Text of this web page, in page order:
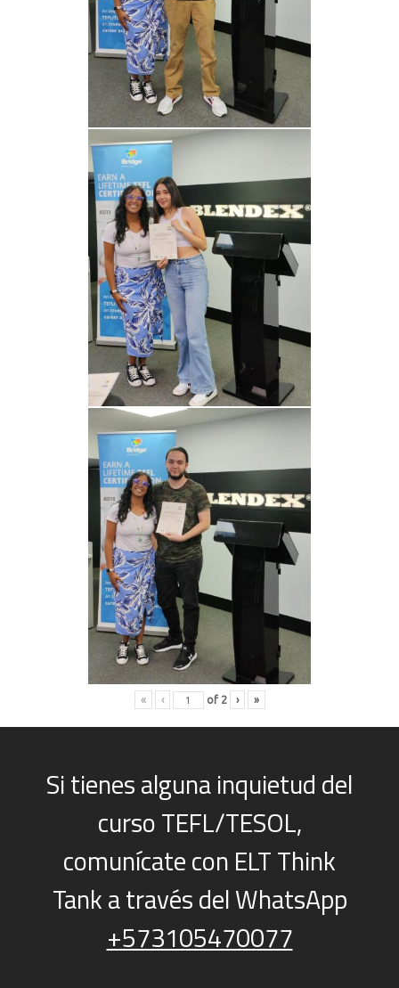
« ‹ of 2 › »
Si tienes alguna inquietud del
curso TEFL/TESOL,
comunícate con ELT Think
Tank a través del WhatsApp
+573105470077